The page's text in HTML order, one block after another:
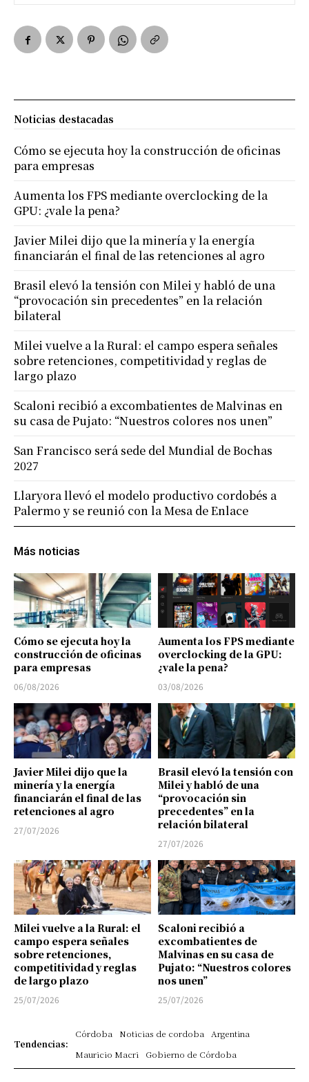
Más noticias
Cómo se ejecuta hoy la
construcción de oficinas
para empresas
06/08/2026
Aumenta los FPS mediante
overclocking de la GPU:
¿vale la pena?
03/08/2026
Javier Milei dijo que la
minería y la energía
financiarán el final de las
retenciones al agro
27/07/2026
Brasil elevó la tensión con
Milei y habló de una
“provocación sin
precedentes” en la
relación bilateral
27/07/2026
Milei vuelve a la Rural: el
campo espera señales
sobre retenciones,
competitividad y reglas
de largo plazo
25/07/2026
Scaloni recibió a
excombatientes de
Malvinas en su casa de
Pujato: “Nuestros colores
nos unen”
25/07/2026
Tendencias:
Córdoba Noticias de cordoba
Argentina
Mauricio Macri
Gobierno de Córdoba
Noticias destacadas
Cómo se ejecuta hoy la construcción de oficinas
para empresas
Aumenta los FPS mediante overclocking de la
GPU: ¿vale la pena?
Javier Milei dijo que la minería y la energía
financiarán el final de las retenciones al agro
Brasil elevó la tensión con Milei y habló de una
“provocación sin precedentes” en la relación
bilateral
Milei vuelve a la Rural: el campo espera señales
sobre retenciones, competitividad y reglas de
largo plazo
Scaloni recibió a excombatientes de Malvinas en
su casa de Pujato: “Nuestros colores nos unen”
San Francisco será sede del Mundial de Bochas
2027
Llaryora llevó el modelo productivo cordobés a
Palermo y se reunió con la Mesa de Enlace